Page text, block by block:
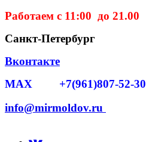
Работаем с 11:00 до 21.00
Санкт-Петербург
Вконтакте
MAX +7(961)807-52-30
info@mirmoldov.ru